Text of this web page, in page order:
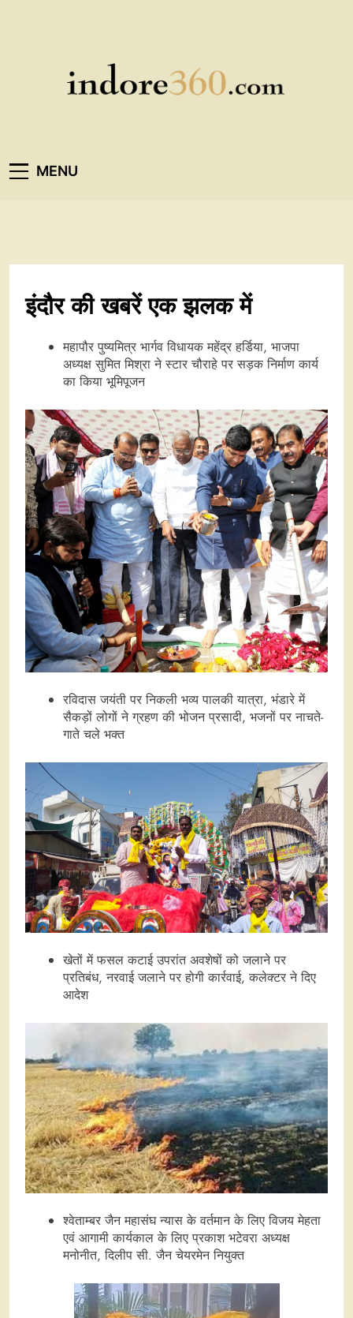
Indore360
MENU
इंदौर की खबरें एक झलक में
महापौर पुष्यमित्र भार्गव विधायक महेंद्र हर्डिया, भाजपा
अध्यक्ष सुमित मिश्रा ने स्टार चौराहे पर सड़क निर्माण कार्य
का किया भूमिपूजन
रविदास जयंती पर निकली भव्य पालकी यात्रा, भंडारे में
सैकड़ों लोगों ने ग्रहण की भोजन प्रसादी, भजनों पर नाचते-
गाते चले भक्त
खेतों में फसल कटाई उपरांत अवशेषों को जलाने पर
प्रतिबंध, नरवाई जलाने पर होगी कार्रवाई, कलेक्टर ने दिए
आदेश
श्वेताम्बर जैन महासंघ न्यास के वर्तमान के लिए विजय मेहता
एवं आगामी कार्यकाल के लिए प्रकाश भटेवरा अध्यक्ष
मनोनीत, दिलीप सी. जैन चेयरमेन नियुक्त